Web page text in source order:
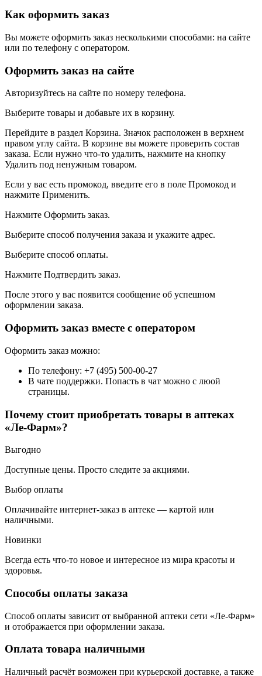
Как оформить заказ
Вы можете оформить заказ несколькими способами: на сайте
или по телефону с оператором.
Оформить заказ на сайте
Авторизуйтесь на сайте по номеру телефона.
Выберите товары и добавьте их в корзину.
Перейдите в раздел Корзина. Значок расположен в верхнем
правом углу сайта. В корзине вы можете проверить состав
заказа. Если нужно что-то удалить, нажмите на кнопку
Удалить под ненужным товаром.
Если у вас есть промокод, введите его в поле Промокод и
нажмите Применить.
Нажмите Оформить заказ.
Выберите способ получения заказа и укажите адрес.
Выберите способ оплаты.
Нажмите Подтвердить заказ.
После этого у вас появится сообщение об успешном
оформлении заказа.
Оформить заказ вместе с оператором
Оформить заказ можно:
По телефону: +7 (495) 500-00-27
В чате поддержки. Попасть в чат можно с люой
страницы.
Почему стоит приобретать товары в аптеках
«Ле-Фарм»?
Выгодно
Доступные цены. Просто следите за акциями.
Выбор оплаты
Оплачивайте интернет-заказ в аптеке — картой или
наличными.
Новинки
Всегда есть что-то новое и интересное из мира красоты и
здоровья.
Способы оплаты заказа
Способ оплаты зависит от выбранной аптеки сети «Ле-Фарм»
и отображается при оформлении заказа.
Оплата товара наличными
Наличный расчёт возможен при курьерской доставке, а также